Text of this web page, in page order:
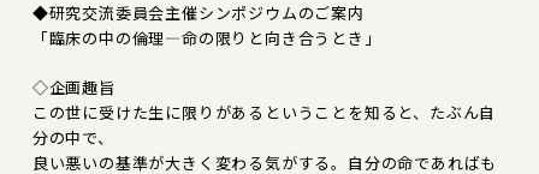
◆研究交流委員会主催シンポジウムのご案内
「臨床の中の倫理―命の限りと向き合うとき」
◇企画趣旨
この世に受けた生に限りがあるということを知ると、たぶん自
分の中で、
良い悪いの基準が大きく変わる気がする。自分の命であればも